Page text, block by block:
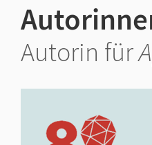
Autorin für